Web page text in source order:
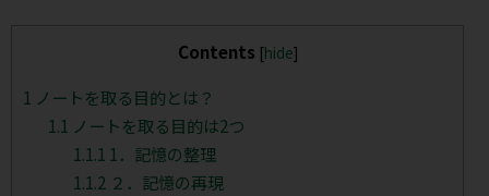
Contents [hide]
1 ノートを取る目的とは？
1.1 ノートを取る目的は2つ
1.1.1 1．記憶の整理
1.1.2 ２．記憶の再現